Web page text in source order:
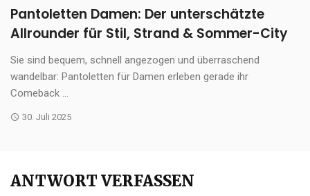
Pantoletten Damen: Der unterschätzte
Allrounder für Stil, Strand & Sommer-City
Sie sind bequem, schnell angezogen und überraschend
wandelbar: Pantoletten für Damen erleben gerade ihr
Comeback ...
30. Juli 2025
ANTWORT VERFASSEN